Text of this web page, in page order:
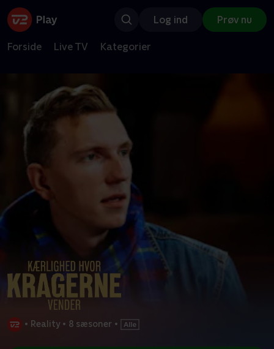
Log ind Prøv nu
Forside Live TV Kategorier
• Reality • 8 sæsoner •